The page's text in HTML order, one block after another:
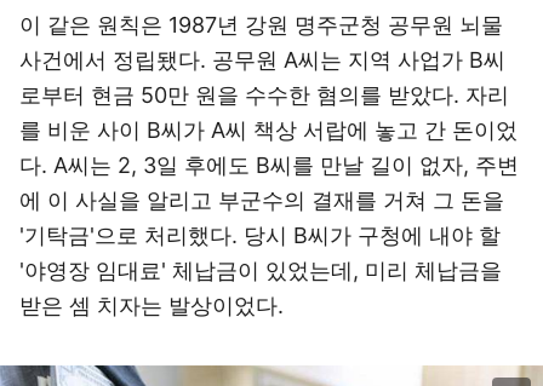
이 같은 원칙은 1987년 강원 명주군청 공무원 뇌물
사건에서 정립됐다. 공무원 A씨는 지역 사업가 B씨
로부터 현금 50만 원을 수수한 혐의를 받았다. 자리
를 비운 사이 B씨가 A씨 책상 서랍에 놓고 간 돈이었
다. A씨는 2, 3일 후에도 B씨를 만날 길이 없자, 주변
에 이 사실을 알리고 부군수의 결재를 거쳐 그 돈을
'기탁금'으로 처리했다. 당시 B씨가 구청에 내야 할
'야영장 임대료' 체납금이 있었는데, 미리 체납금을
받은 셈 치자는 발상이었다.